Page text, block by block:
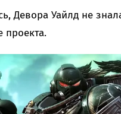
Девора Уайлд не
проекта.